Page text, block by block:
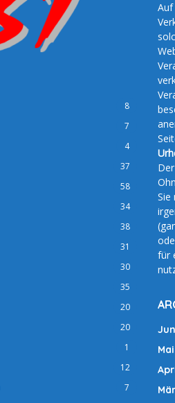
8
7
4
37
58
34
38
31
30
35
20
20
1
12
7
Sie
für